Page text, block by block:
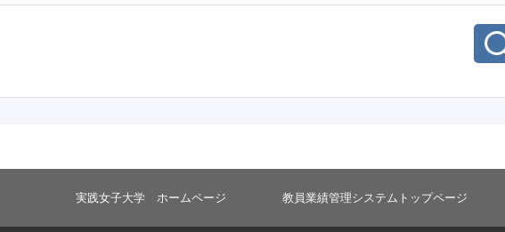
実践女子大学 ホームページ 教員業績管理システムトップページ